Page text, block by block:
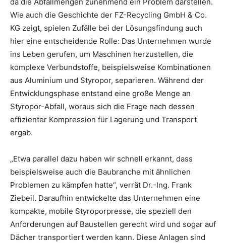
Wie auch die Geschichte der FZ-Recycling GmbH & Co.
KG zeigt, spielen Zufälle bei der Lösungsfindung auch
hier eine entscheidende Rolle: Das Unternehmen wurde
ins Leben gerufen, um Maschinen herzustellen, die
komplexe Verbundstoffe, beispielsweise Kombinationen
aus Aluminium und Styropor, separieren. Während der
Entwicklungsphase entstand eine große Menge an
Styropor-Abfall, woraus sich die Frage nach dessen
effizienter Kompression für Lagerung und Transport
ergab.
„Etwa parallel dazu haben wir schnell erkannt, dass
beispielsweise auch die Baubranche mit ähnlichen
Problemen zu kämpfen hatte“, verrät Dr.-Ing. Frank
Ziebeil. Daraufhin entwickelte das Unternehmen eine
kompakte, mobile Styroporpresse, die speziell den
Anforderungen auf Baustellen gerecht wird und sogar auf
Dächer transportiert werden kann. Diese Anlagen sind